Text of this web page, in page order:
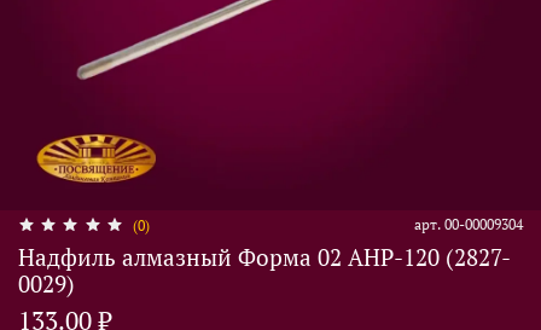
(0) арт. 00-00009304
Надфиль алмазный Форма 02 АНР-120 (2827-
0029)
133.00 ₽